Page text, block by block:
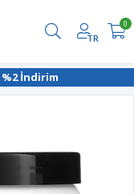
İndirim
TR
0